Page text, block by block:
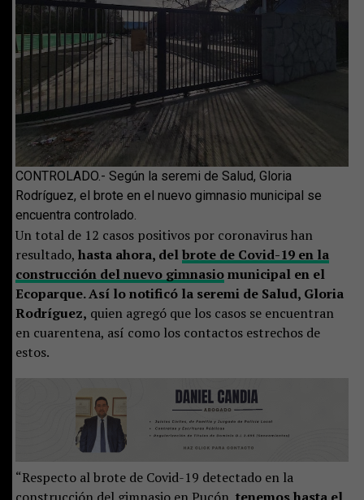
CONTROLADO.- Según la seremi de Salud, Gloria
Rodríguez, el brote en el nuevo gimnasio municipal se
encuentra controlado.
Un total de 12 casos positivos por coronavirus han
resultado, hasta ahora, delbrote de Covid-19 en la
construcción del nuevo gimnasiomunicipal en el
Ecoparque. Así lo notificó la seremi de Salud, Gloria
Rodríguez, quien agregó que los casos se encuentran
en cuarentena, así como los contactos estrechos de
estos.
“Respecto al brote de Covid-19 detectado en la